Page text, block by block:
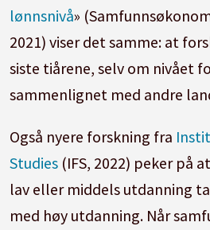
lønnsnivå»
2021) viser det samme: at
siste tiårene, selv om nivået
sammenlignet med andre
Også nyere forskning fra
Studies (IFS, 2022) peker på
lav eller middels utdanning
med høy utdanning. Når